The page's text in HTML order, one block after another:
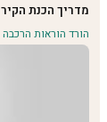
מדריך הכנת הקיר
הורד הוראות הרכבה